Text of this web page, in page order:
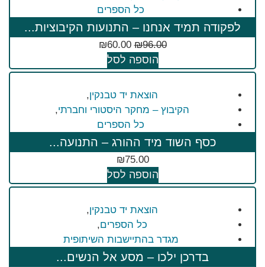
כל הספרים
לפקודה תמיד אנחנו – התנועות הקיבוציות...
₪96.00
₪60.00
הוספה לסל
הוצאת יד טבנקין,
הקיבוץ – מחקר היסטורי וחברתי,
כל הספרים
כסף השוד מיד ההורג – התנועה...
₪75.00
הוספה לסל
הוצאת יד טבנקין,
כל הספרים,
מגדר בהתיישבות השיתופית
בדרכן ילכו – מסע אל הנשים...